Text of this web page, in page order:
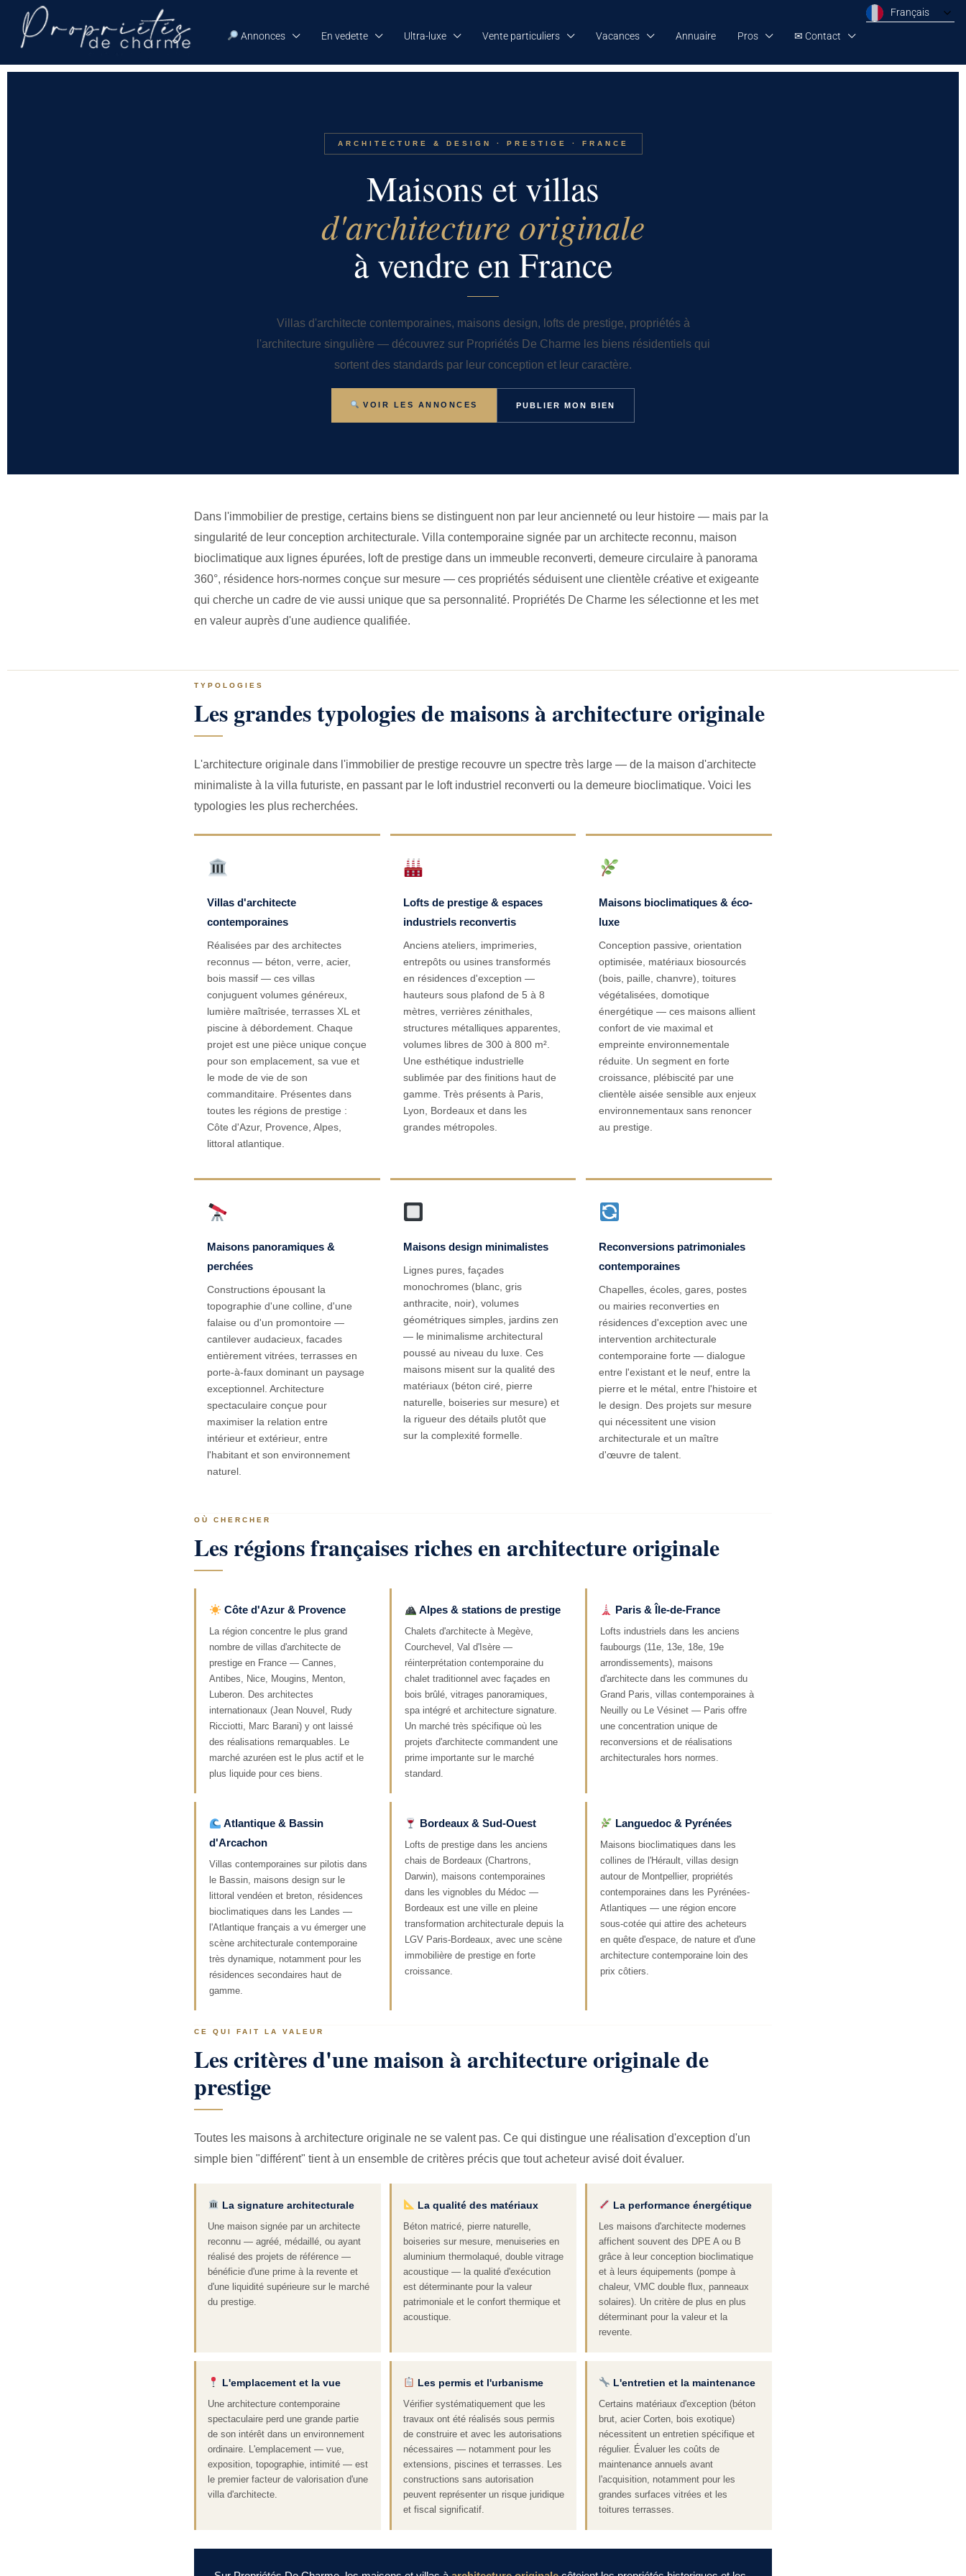
Annonces En vedette Ultra-luxe Vente particuliers Vacances Annuaire Pros ✉ Contact
Français
ARCHITECTURE & DESIGN · PRESTIGE · FRANCE
Maisons et villas
d'architecture originale
à vendre en France
Villas d'architecte contemporaines, maisons design, lofts de prestige, propriétés à
l'architecture singulière — découvrez sur Propriétés De Charme les biens résidentiels qui
sortent des standards par leur conception et leur caractère.
VOIR LES ANNONCES PUBLIER MON BIEN
Dans l'immobilier de prestige, certains biens se distinguent non par leur ancienneté ou leur histoire — mais par la
singularité de leur conception architecturale. Villa contemporaine signée par un architecte reconnu, maison
bioclimatique aux lignes épurées, loft de prestige dans un immeuble reconverti, demeure circulaire à panorama
360°, résidence hors-normes conçue sur mesure — ces propriétés séduisent une clientèle créative et exigeante
qui cherche un cadre de vie aussi unique que sa personnalité. Propriétés De Charme les sélectionne et les met
en valeur auprès d'une audience qualifiée.
TYPOLOGIES
Les grandes typologies de maisons à architecture originale
L'architecture originale dans l'immobilier de prestige recouvre un spectre très large — de la maison d'architecte
minimaliste à la villa futuriste, en passant par le loft industriel reconverti ou la demeure bioclimatique. Voici les
typologies les plus recherchées.
Villas d'architecte
contemporaines
Réalisées par des architectes
reconnus — béton, verre, acier,
bois massif — ces villas
conjuguent volumes généreux,
lumière maîtrisée, terrasses XL et
piscine à débordement. Chaque
projet est une pièce unique conçue
pour son emplacement, sa vue et
le mode de vie de son
commanditaire. Présentes dans
toutes les régions de prestige :
Côte d'Azur, Provence, Alpes,
littoral atlantique.
Lofts de prestige & espaces
industriels reconvertis
Anciens ateliers, imprimeries,
entrepôts ou usines transformés
en résidences d'exception —
hauteurs sous plafond de 5 à 8
mètres, verrières zénithales,
structures métalliques apparentes,
volumes libres de 300 à 800 m².
Une esthétique industrielle
sublimée par des finitions haut de
gamme. Très présents à Paris,
Lyon, Bordeaux et dans les
grandes métropoles.
Maisons bioclimatiques & éco-
luxe
Conception passive, orientation
optimisée, matériaux biosourcés
(bois, paille, chanvre), toitures
végétalisées, domotique
énergétique — ces maisons allient
confort de vie maximal et
empreinte environnementale
réduite. Un segment en forte
croissance, plébiscité par une
clientèle aisée sensible aux enjeux
environnementaux sans renoncer
au prestige.
Maisons panoramiques &
perchées
Constructions épousant la
topographie d'une colline, d'une
falaise ou d'un promontoire —
cantilever audacieux, facades
entièrement vitrées, terrasses en
porte-à-faux dominant un paysage
exceptionnel. Architecture
spectaculaire conçue pour
maximiser la relation entre
intérieur et extérieur, entre
l'habitant et son environnement
naturel.
Maisons design minimalistes
Lignes pures, façades
monochromes (blanc, gris
anthracite, noir), volumes
géométriques simples, jardins zen
— le minimalisme architectural
poussé au niveau du luxe. Ces
maisons misent sur la qualité des
matériaux (béton ciré, pierre
naturelle, boiseries sur mesure) et
la rigueur des détails plutôt que
sur la complexité formelle.
Reconversions patrimoniales
contemporaines
Chapelles, écoles, gares, postes
ou mairies reconverties en
résidences d'exception avec une
intervention architecturale
contemporaine forte — dialogue
entre l'existant et le neuf, entre la
pierre et le métal, entre l'histoire et
le design. Des projets sur mesure
qui nécessitent une vision
architecturale et un maître
d'œuvre de talent.
OÙ CHERCHER
Les régions françaises riches en architecture originale
Côte d'Azur & Provence
La région concentre le plus grand
nombre de villas d'architecte de
prestige en France — Cannes,
Antibes, Nice, Mougins, Menton,
Luberon. Des architectes
internationaux (Jean Nouvel, Rudy
Ricciotti, Marc Barani) y ont laissé
des réalisations remarquables. Le
marché azuréen est le plus actif et le
plus liquide pour ces biens.
Alpes & stations de prestige
Chalets d'architecte à Megève,
Courchevel, Val d'Isère —
réinterprétation contemporaine du
chalet traditionnel avec façades en
bois brûlé, vitrages panoramiques,
spa intégré et architecture signature.
Un marché très spécifique où les
projets d'architecte commandent une
prime importante sur le marché
standard.
Paris & Île-de-France
Lofts industriels dans les anciens
faubourgs (11e, 13e, 18e, 19e
arrondissements), maisons
d'architecte dans les communes du
Grand Paris, villas contemporaines à
Neuilly ou Le Vésinet — Paris offre
une concentration unique de
reconversions et de réalisations
architecturales hors normes.
Atlantique & Bassin
d'Arcachon
Villas contemporaines sur pilotis dans
le Bassin, maisons design sur le
littoral vendéen et breton, résidences
bioclimatiques dans les Landes —
l'Atlantique français a vu émerger une
scène architecturale contemporaine
très dynamique, notamment pour les
résidences secondaires haut de
gamme.
Bordeaux & Sud-Ouest
Lofts de prestige dans les anciens
chais de Bordeaux (Chartrons,
Darwin), maisons contemporaines
dans les vignobles du Médoc —
Bordeaux est une ville en pleine
transformation architecturale depuis la
LGV Paris-Bordeaux, avec une scène
immobilière de prestige en forte
croissance.
Languedoc & Pyrénées
Maisons bioclimatiques dans les
collines de l'Hérault, villas design
autour de Montpellier, propriétés
contemporaines dans les Pyrénées-
Atlantiques — une région encore
sous-cotée qui attire des acheteurs
en quête d'espace, de nature et d'une
architecture contemporaine loin des
prix côtiers.
CE QUI FAIT LA VALEUR
Les critères d'une maison à architecture originale de
prestige
Toutes les maisons à architecture originale ne se valent pas. Ce qui distingue une réalisation d'exception d'un
simple bien "différent" tient à un ensemble de critères précis que tout acheteur avisé doit évaluer.
La signature architecturale
Une maison signée par un architecte
reconnu — agréé, médaillé, ou ayant
réalisé des projets de référence —
bénéficie d'une prime à la revente et
d'une liquidité supérieure sur le marché
du prestige.
La qualité des matériaux
Béton matricé, pierre naturelle,
boiseries sur mesure, menuiseries en
aluminium thermolaqué, double vitrage
acoustique — la qualité d'exécution
est déterminante pour la valeur
patrimoniale et le confort thermique et
acoustique.
La performance énergétique
Les maisons d'architecte modernes
affichent souvent des DPE A ou B
grâce à leur conception bioclimatique
et à leurs équipements (pompe à
chaleur, VMC double flux, panneaux
solaires). Un critère de plus en plus
déterminant pour la valeur et la
revente.
L'emplacement et la vue
Une architecture contemporaine
spectaculaire perd une grande partie
de son intérêt dans un environnement
ordinaire. L'emplacement — vue,
exposition, topographie, intimité — est
le premier facteur de valorisation d'une
villa d'architecte.
Les permis et l'urbanisme
Vérifier systématiquement que les
travaux ont été réalisés sous permis
de construire et avec les autorisations
nécessaires — notamment pour les
extensions, piscines et terrasses. Les
constructions sans autorisation
peuvent représenter un risque juridique
et fiscal significatif.
L'entretien et la maintenance
Certains matériaux d'exception (béton
brut, acier Corten, bois exotique)
nécessitent un entretien spécifique et
régulier. Évaluer les coûts de
maintenance annuels avant
l'acquisition, notamment pour les
grandes surfaces vitrées et les
toitures terrasses.